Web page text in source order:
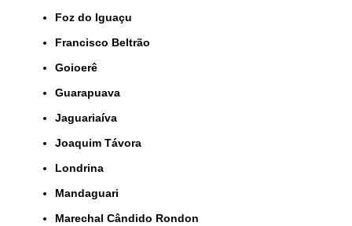
Foz do Iguaçu
Francisco Beltrão
Goioerê
Guarapuava
Jaguariaíva
Joaquim Távora
Londrina
Mandaguari
Marechal Cândido Rondon